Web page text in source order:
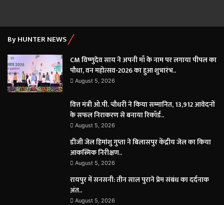
By HUNTER NEWS
CM विष्णुदेव साय ने अपनी माँ के नाम पर लगाया पीपल का
पौधा, वन महोत्सव-2026 का हुआ शुभारंभ..
August 5, 2026
वित्त मंत्री ओ.पी. चौधरी ने किया सम्मानित, 13,912 आवेदनों
के सफल निराकरण से बनाया रिकॉर्ड..
August 5, 2026
डीजी जेल हिमांशु गुप्ता ने बिलासपुर केंद्रीय जेल का किया
आकस्मिक निरीक्षण..
August 5, 2026
रायपुर में सनसनी: तीन साल पुराने प्रेम संबंध का दर्दनाक
अंत..
August 5, 2026